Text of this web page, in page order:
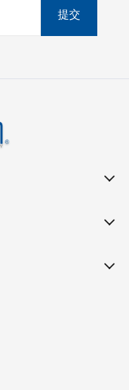
提交